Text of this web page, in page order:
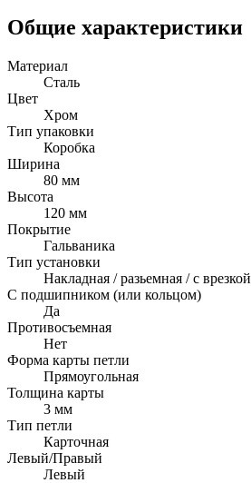
Общие характеристики
Материал
Сталь
Цвет
Хром
Тип упаковки
Коробка
Ширина
80 мм
Высота
120 мм
Покрытие
Гальваника
Тип установки
Накладная / разьемная / с врезкой
С подшипником (или кольцом)
Да
Противосъемная
Нет
Форма карты петли
Прямоугольная
Толщина карты
3 мм
Тип петли
Карточная
Левый/Правый
Левый